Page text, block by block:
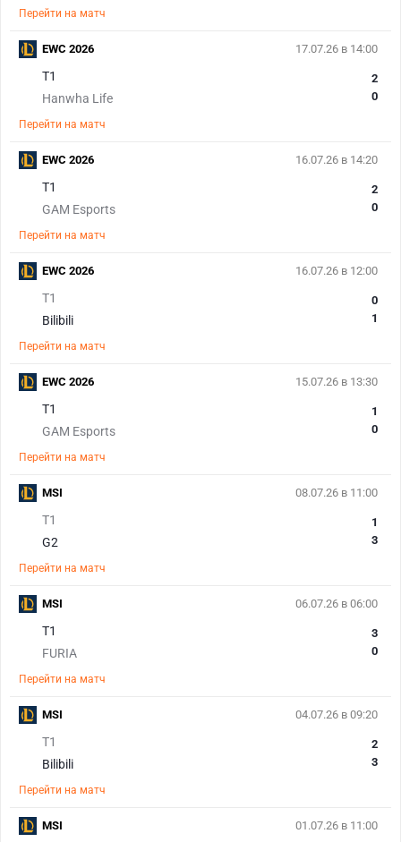
Перейти на матч
17.07.26 в 14:00
T1
Hanwha Life
2
0
Перейти на матч
EWC 2026
16.07.26 в 14:20
T1
GAM Esports
2
0
Перейти на матч
EWC 2026
16.07.26 в 12:00
T1
Bilibili
0
1
Перейти на матч
EWC 2026
15.07.26 в 13:30
T1
GAM Esports
1
0
Перейти на матч
EWC 2026
08.07.26 в 11:00
T1
G2
1
3
Перейти на матч
MSI
06.07.26 в 06:00
T1
FURIA
3
0
Перейти на матч
MSI
04.07.26 в 09:20
T1
Bilibili
2
3
Перейти на матч
MSI
01.07.26 в 11:00
MSI